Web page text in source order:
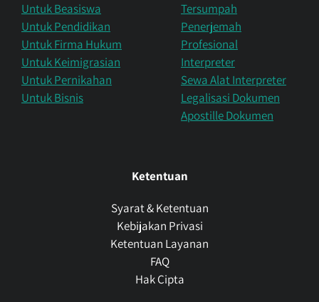
Untuk Beasiswa
Untuk Pendidikan
Untuk Firma Hukum
Untuk Keimigrasian
Untuk Pernikahan
Untuk Bisnis
Tersumpah
Penerjemah
Profesional
Interpreter
Sewa Alat Interpreter
Legalisasi Dokumen
Apostille Dokumen
Ketentuan
Syarat & Ketentuan
Kebijakan Privasi
Ketentuan Layanan
FAQ
Hak Cipta